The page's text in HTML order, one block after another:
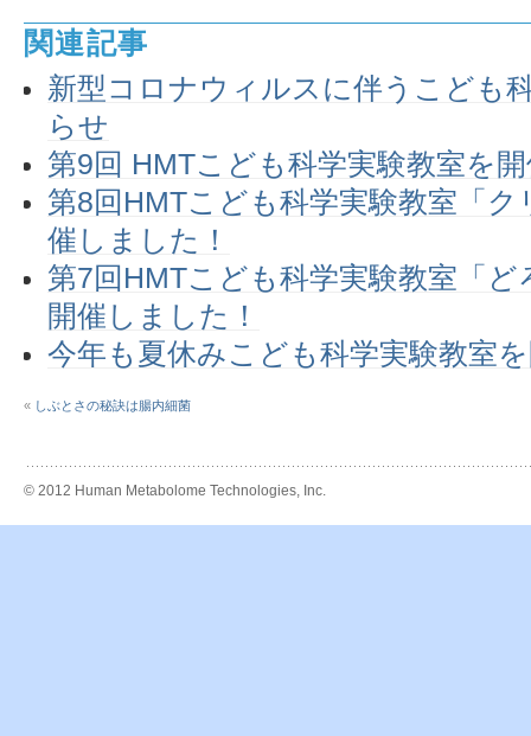
関連記事
新型コロナウィルスに伴うこども
らせ
第9回 HMTこども科学実験教室を
第8回HMTこども科学実験教室「
催しました！
第7回HMTこども科学実験教室「
開催しました！
今年も夏休みこども科学実験教室
« しぶとさの秘訣は腸内細菌
© 2012 Human Metabolome Technologies, Inc.